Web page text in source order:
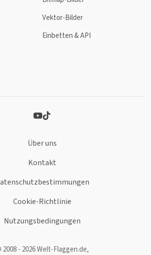
Vektor-Bilder
Einbetten & API
Über uns
Kontakt
Cookie-Richtlinie
Nutzungsbedingungen
- 2026 Welt-Flaggen.de,